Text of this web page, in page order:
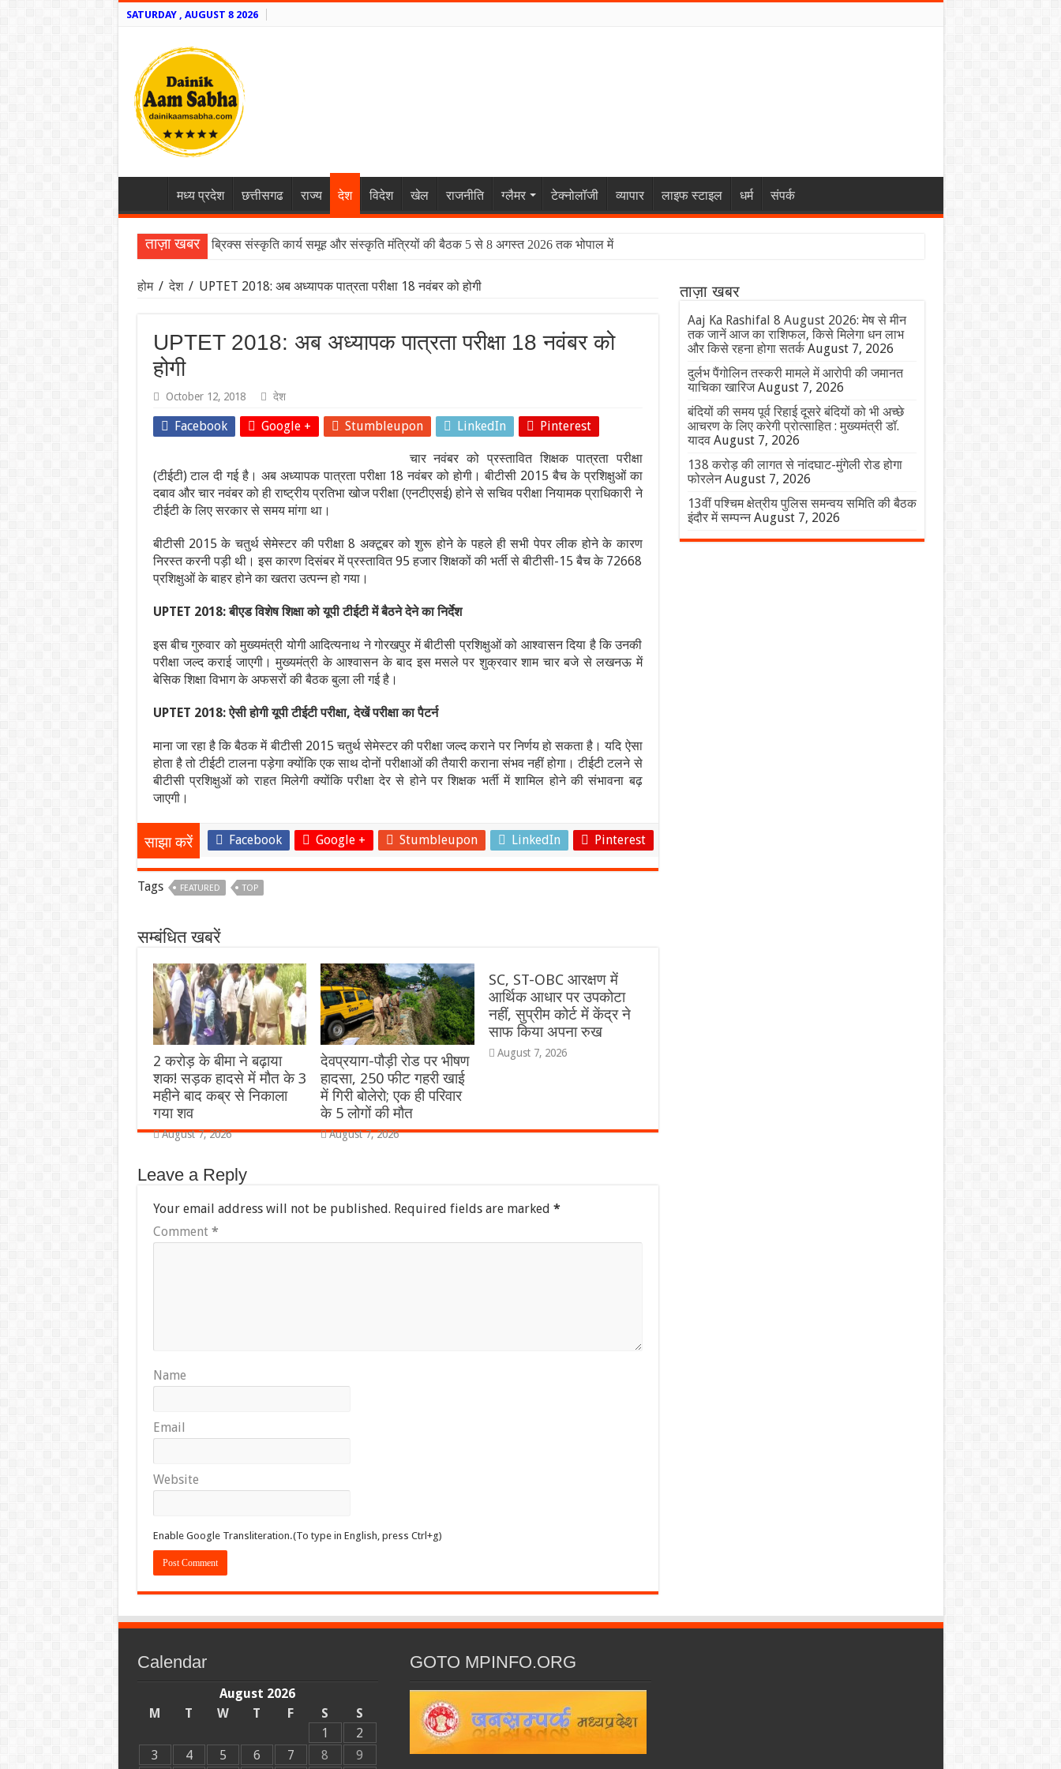
SATURDAY , AUGUST 8 2026
मध्य प्रदेश छत्तीसगढ राज्य देश विदेश खेल राजनीति ग्लैमर टेक्नोलॉजी व्यापार लाइफ स्टाइल धर्म संपर्क
ताज़ा खबर ब्रिक्स संस्कृति कार्य समूह और संस्कृति मंत्रियों की बैठक 5 से 8 अगस्त 2026 तक भोपाल में
होम / देश / UPTET 2018: अब अध्यापक पात्रता परीक्षा 18 नवंबर को होगी
UPTET 2018: अब अध्यापक पात्रता परीक्षा 18 नवंबर को
होगी
October 12, 2018 देश
Facebook Google + Stumbleupon LinkedIn Pinterest
चार नवंबर को प्रस्तावित शिक्षक पात्रता परीक्षा
(टीईटी) टाल दी गई है। अब अध्यापक पात्रता परीक्षा 18 नवंबर को होगी। बीटीसी 2015 बैच के प्रशिक्षुओं का
दबाव और चार नवंबर को ही राष्ट्रीय प्रतिभा खोज परीक्षा (एनटीएसई) होने से सचिव परीक्षा नियामक प्राधिकारी ने
टीईटी के लिए सरकार से समय मांगा था।
बीटीसी 2015 के चतुर्थ सेमेस्टर की परीक्षा 8 अक्टूबर को शुरू होने के पहले ही सभी पेपर लीक होने के कारण
निरस्त करनी पड़ी थी। इस कारण दिसंबर में प्रस्तावित 95 हजार शिक्षकों की भर्ती से बीटीसी-15 बैच के 72668
प्रशिक्षुओं के बाहर होने का खतरा उत्पन्न हो गया।
UPTET 2018: बीएड विशेष शिक्षा को यूपी टीईटी में बैठने देने का निर्देश
इस बीच गुरुवार को मुख्यमंत्री योगी आदित्यनाथ ने गोरखपुर में बीटीसी प्रशिक्षुओं को आश्वासन दिया है कि उनकी
परीक्षा जल्द कराई जाएगी। मुख्यमंत्री के आश्वासन के बाद इस मसले पर शुक्रवार शाम चार बजे से लखनऊ में
बेसिक शिक्षा विभाग के अफसरों की बैठक बुला ली गई है।
UPTET 2018: ऐसी होगी यूपी टीईटी परीक्षा, देखें परीक्षा का पैटर्न
माना जा रहा है कि बैठक में बीटीसी 2015 चतुर्थ सेमेस्टर की परीक्षा जल्द कराने पर निर्णय हो सकता है। यदि ऐसा
होता है तो टीईटी टालना पड़ेगा क्योंकि एक साथ दोनों परीक्षाओं की तैयारी कराना संभव नहीं होगा। टीईटी टलने से
बीटीसी प्रशिक्षुओं को राहत मिलेगी क्योंकि परीक्षा देर से होने पर शिक्षक भर्ती में शामिल होने की संभावना बढ़
जाएगी।
साझा करें Facebook Google + Stumbleupon LinkedIn Pinterest
Tags FEATURED TOP
सम्बंधित खबरें
2 करोड़ के बीमा ने बढ़ाया
शक! सड़क हादसे में मौत के 3
महीने बाद कब्र से निकाला
गया शव
August 7, 2026
देवप्रयाग-पौड़ी रोड पर भीषण
हादसा, 250 फीट गहरी खाई
में गिरी बोलेरो; एक ही परिवार
के 5 लोगों की मौत
August 7, 2026
SC, ST-OBC आरक्षण में
आर्थिक आधार पर उपकोटा
नहीं, सुप्रीम कोर्ट में केंद्र ने
साफ किया अपना रुख
August 7, 2026
Leave a Reply
Your email address will not be published. Required fields are marked *
Comment *
Name
Email
Website
Enable Google Transliteration.(To type in English, press Ctrl+g)
ताज़ा खबर
Aaj Ka Rashifal 8 August 2026: मेष से मीन
तक जानें आज का राशिफल, किसे मिलेगा धन लाभ
और किसे रहना होगा सतर्क August 7, 2026
दुर्लभ पैंगोलिन तस्करी मामले में आरोपी की जमानत
याचिका खारिज August 7, 2026
बंदियों की समय पूर्व रिहाई दूसरे बंदियों को भी अच्छे
आचरण के लिए करेगी प्रोत्साहित : मुख्यमंत्री डॉ.
यादव August 7, 2026
138 करोड़ की लागत से नांदघाट-मुंगेली रोड होगा
फोरलेन August 7, 2026
13वीं पश्चिम क्षेत्रीय पुलिस समन्वय समिति की बैठक
इंदौर में सम्पन्न August 7, 2026
Calendar
August 2026
M
T W T F S
S
1
2
3
4 5 6 7 8 9
GOTO MPINFO.ORG